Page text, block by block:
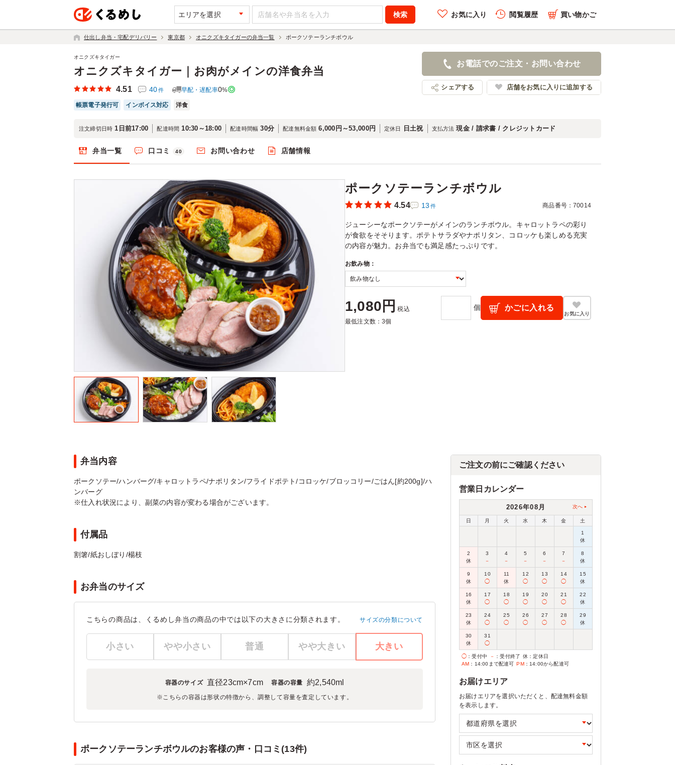
エリアを選択 お気に入り 閲覧履歴
履歴を全件削除する
店舗名：オニクズキタイガー
買い物かご
仕出し弁当・宅配デリバリー 東京都 オニクズキタイガーの弁当一覧 ポークソテーランチボウル
オニクズキタイガー｜お肉がメインの洋食弁当
オニクズキタイガー
4.51 40件 早配・遅配率0%
帳票電子発行可 インボイス対応 洋食
お電話でのご注文・お問い合わせ
シェアする 店舗をお気に入りに追加する
注文締切日時 1日前17:00 配達時間 10:30～18:00 配達時間幅 30分 配達無料金額 6,000円～53,000円 定休日 日土祝 支払方法 現金 / 請求書 / クレジットカード
弁当一覧 口コミ 40 お問い合わせ 店舗情報
ポークソテーランチボウル
4.54 13 件 商品番号：70014
ジューシーなポークソテーがメインのランチボウル。キャロットラペの彩り
が食欲をそそります。ポテトサラダやナポリタン、コロッケも楽しめる充実
の内容が魅力。お弁当でも満足感たっぷりです。
お飲み物：
1,080円 税込
最低注文数：3個
個 かごに入れる
お気に入り
弁当内容
ポークソテー/ハンバーグ/キャロットラペ/ナポリタン/フライドポテト/コロッケ/ブロッコリー/ごはん[約200g]/ハ
ンバーグ
※仕入れ状況により、副菜の内容が変わる場合がございます。
付属品
割箸/紙おしぼり/楊枝
お弁当のサイズ
こちらの商品は、くるめし弁当の商品の中では以下の大きさに分類されます。 サイズの分類について
小さい やや小さい 普通 やや大きい 大きい
容器のサイズ 直径23cm×7cm 容器の容量 約2,540ml
※こちらの容器は形状の特徴から、調整して容量を査定しています。
ポークソテーランチボウルのお客様の声・口コミ(13件)
ご注文の前にご確認ください
営業日カレンダー
2026年08月 次へ
日 月 火 水 木 金 土
1
休
2
休
3
－
4
－
5
－
6
－
7
－
8
休
9
休
10
◯
11
休
12
◯
13
◯
14
◯
15
休
16
休
17
◯
18
◯
19
◯
20
◯
21
◯
22
休
23
休
24
◯
25
◯
26
◯
27
◯
28
◯
29
休
30
休
31
◯
◯ ：受付中 － ：受付終了 休 ：定休日
AM ：14:00まで配達可 PM：14:00から配達可
お届けエリア
お届けエリアを選択いただくと、配達無料金額
を表示します。